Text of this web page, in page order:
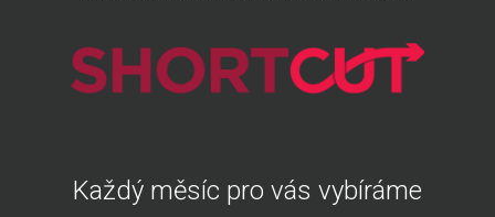
Každý měsíc pro vás vybíráme